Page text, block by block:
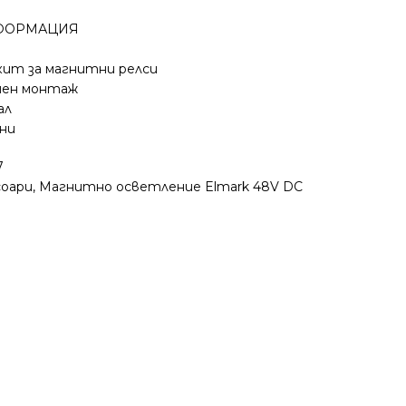
за магнитни релси
монтаж
, Магнитно осветление Elmark 48V DC